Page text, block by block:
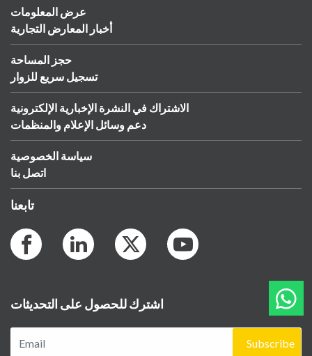
عرض المعلومات
أخبار المعارض التجارية
حجز المساحة
تسجيل سريع للزوار
الاشتراك في النشرة الإخبارية الإلكترونية
دعم وسائل الإعلام والمنظمات
سياسة الخصوصية
اتصل بنا
تابعنا
اشترك للحصول على التحديثات
Subscribe